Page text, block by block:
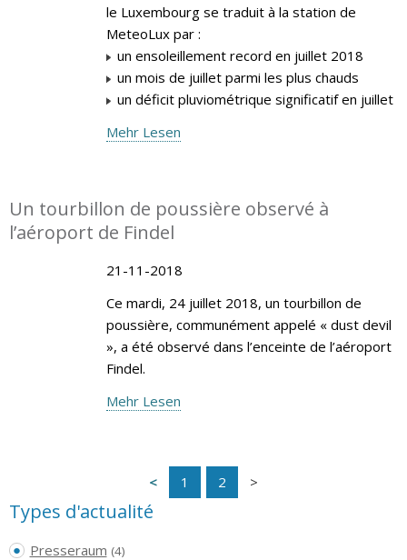
le Luxembourg se traduit à la station de
MeteoLux par :
un ensoleillement record en juillet 2018
un mois de juillet parmi les plus chauds
un déficit pluviométrique significatif en juillet
Mehr Lesen
Un tourbillon de poussière observé à
l’aéroport de Findel
21-11-2018
Ce mardi, 24 juillet 2018, un tourbillon de
poussière, communément appelé « dust devil
», a été observé dans l’enceinte de l’aéroport
Findel.
Mehr Lesen
1 2
Types d'actualité
Presseraum (4)